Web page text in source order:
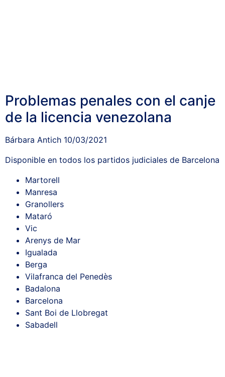
Problemas penales con el canje
de la licencia venezolana
Bárbara Antich 10/03/2021
Disponible en todos los partidos judiciales de Barcelona
Martorell
Manresa
Granollers
Mataró
Vic
Arenys de Mar
Igualada
Berga
Vilafranca del Penedès
Badalona
Barcelona
Sant Boi de Llobregat
Sabadell